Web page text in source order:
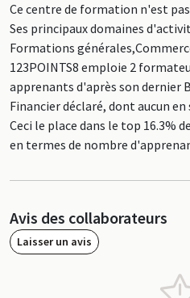
Ce centre de formation n'est
Ses principaux domaines
Formations
123POINTS8 emploie 2
apprenants d'après son dernier
Financier déclaré, dont aucun
Ceci le place dans le top 16.3%
en termes de nombre
Avis des collaborateurs
Laisser un avis